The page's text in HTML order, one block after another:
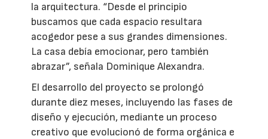
la arquitectura. “Desde el principio
buscamos que cada espacio resultara
acogedor pese a sus grandes dimensiones.
La casa debía emocionar, pero también
abrazar”, señala Dominique Alexandra.
El desarrollo del proyecto se prolongó
durante diez meses, incluyendo las fases de
diseño y ejecución, mediante un proceso
creativo que evolucionó de forma orgánica e